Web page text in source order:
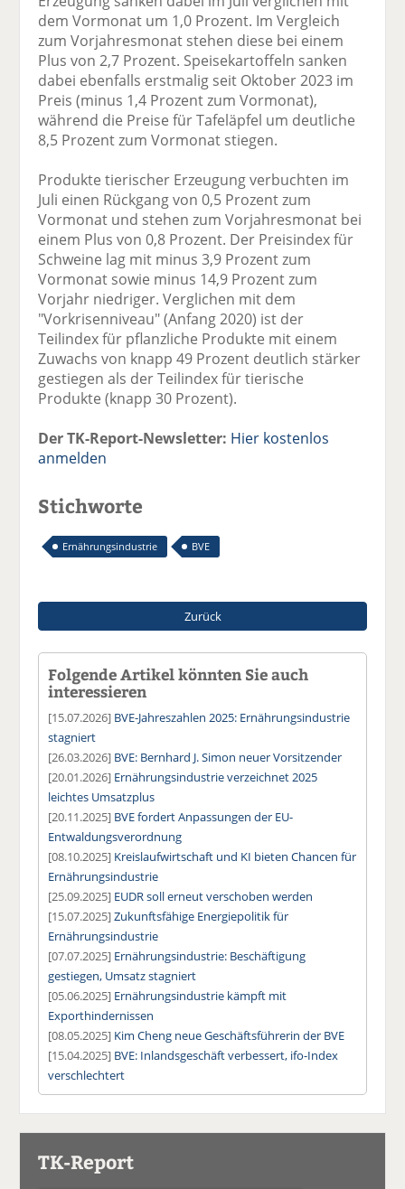
dem Vormonat um 1,0 Prozent. Im Vergleich
zum Vorjahresmonat stehen diese bei einem
Plus von 2,7 Prozent. Speisekartoffeln sanken
dabei ebenfalls erstmalig seit Oktober 2023 im
Preis (minus 1,4 Prozent zum Vormonat),
während die Preise für Tafeläpfel um deutliche
8,5 Prozent zum Vormonat stiegen.
Produkte tierischer Erzeugung verbuchten im
Juli einen Rückgang von 0,5 Prozent zum
Vormonat und stehen zum Vorjahresmonat bei
einem Plus von 0,8 Prozent. Der Preisindex für
Schweine lag mit minus 3,9 Prozent zum
Vormonat sowie minus 14,9 Prozent zum
Vorjahr niedriger. Verglichen mit dem
"Vorkrisenniveau" (Anfang 2020) ist der
Teilindex für pflanzliche Produkte mit einem
Zuwachs von knapp 49 Prozent deutlich stärker
gestiegen als der Teilindex für tierische
Produkte (knapp 30 Prozent).
Der TK-Report-Newsletter: Hier kostenlos
anmelden
Stichworte
Ernährungsindustrie BVE
Zurück
Folgende Artikel könnten Sie auch
interessieren
[15.07.2026] BVE-Jahreszahlen 2025: Ernährungsindustrie
stagniert
[26.03.2026] BVE: Bernhard J. Simon neuer Vorsitzender
[20.01.2026] Ernährungsindustrie verzeichnet 2025
leichtes Umsatzplus
[20.11.2025] BVE fordert Anpassungen der EU-
Entwaldungsverordnung
[08.10.2025] Kreislaufwirtschaft und KI bieten Chancen für
Ernährungsindustrie
[25.09.2025] EUDR soll erneut verschoben werden
[15.07.2025]Zukunftsfähige Energiepolitik für
Ernährungsindustrie
[07.07.2025] Ernährungsindustrie: Beschäftigung
gestiegen, Umsatz stagniert
[05.06.2025] Ernährungsindustrie kämpft mit
Exporthindernissen
[08.05.2025] Kim Cheng neue Geschäftsführerin der BVE
[15.04.2025] BVE: Inlandsgeschäft verbessert, ifo-Index
verschlechtert
TK-Report